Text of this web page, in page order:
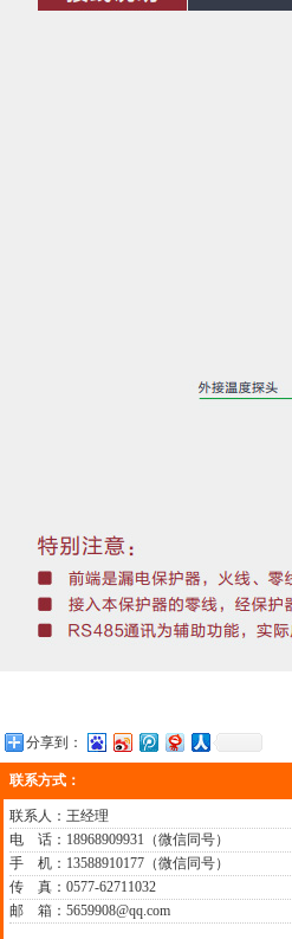
分享到：
联系方式：
联系人：王经理
电 话：18968909931（微信同号）
手 机：13588910177（微信同号）
传 真：0577-62711032
邮 箱：5659908@qq.com